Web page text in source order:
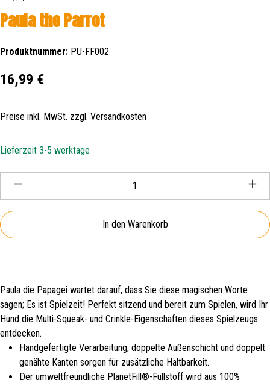
Paula the Parrot
Produktnummer: PU-FF002
Regulärer Preis:
16,99 €
Preise inkl. MwSt. zzgl. Versandkosten
Lieferzeit 3-5 werktage
Produkt Anzahl: Gib den gewünschten Wert ein oder
In den Warenkorb
Paula die Papagei wartet darauf, dass Sie diese magischen Worte
sagen; Es ist Spielzeit! Perfekt sitzend und bereit zum Spielen, wird Ihr
Hund die Multi-Squeak- und Crinkle-Eigenschaften dieses Spielzeugs
entdecken.
Handgefertigte Verarbeitung, doppelte Außenschicht und doppelt
genähte Kanten sorgen für zusätzliche Haltbarkeit.
Der umweltfreundliche PlanetFill®-Füllstoff wird aus 100%